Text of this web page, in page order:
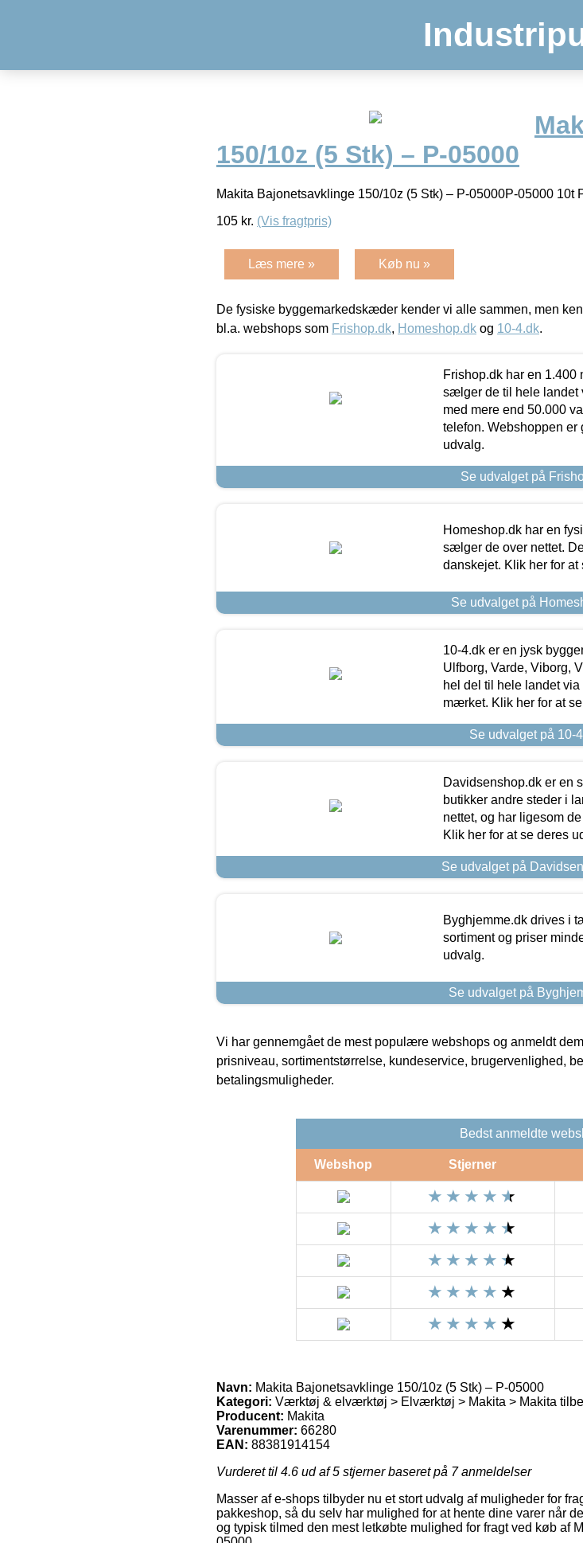
150/10z (5 Stk) – P-05000
Makita Bajonetsavklinge 150/10z (5 Stk) – P-05000P-05000 10t
105 kr. (Vis fragtpris)
Læs mere » Køb nu »
De fysiske byggemarkedskæder kender vi alle sammen, men
bl.a. webshops som Frishop.dk, Homeshop.dk og 10-4.dk.
Frishop.dk har en 1.400
sælger de til hele landet
med mere end 50.000
telefon. Webshoppen er
udvalg.
Se udvalget på
Homeshop.dk har en
sælger de over nettet.
danskejet. Klik her for at
Se udvalget på
10-4.dk er en jysk
Ulfborg, Varde, Viborg,
hel del til hele landet
mærket. Klik her for at
Se udvalget på 10-
Davidsenshop.dk er en
butikker andre steder i
nettet, og har ligesom
Klik her for at se deres
Se udvalget på
Byghjemme.dk drives i
sortiment og priser
udvalg.
Se udvalget på
Vi har gennemgået de mest populære webshops og anmeldt
prisniveau, sortimentstørrelse, kundeservice, brugervenlighed,
betalingsmuligheder.
Bedst anmeldte
Webshop Stjerner
Navn: Makita Bajonetsavklinge 150/10z (5 Stk) – P-05000
Kategori: Værktøj & elværktøj > Elværktøj > Makita > Makita
Producent: Makita
Varenummer: 66280
EAN: 88381914154
Vurderet til 4.6 ud af 5 stjerner baseret på 7anmeldelser
Masser af e-shops tilbyder nu et stort udvalg af muligheder for
pakkeshop, så du selv har mulighed for at hente dine varer når
og typisk tilmed den mest letkøbte mulighed for fragt ved køb af